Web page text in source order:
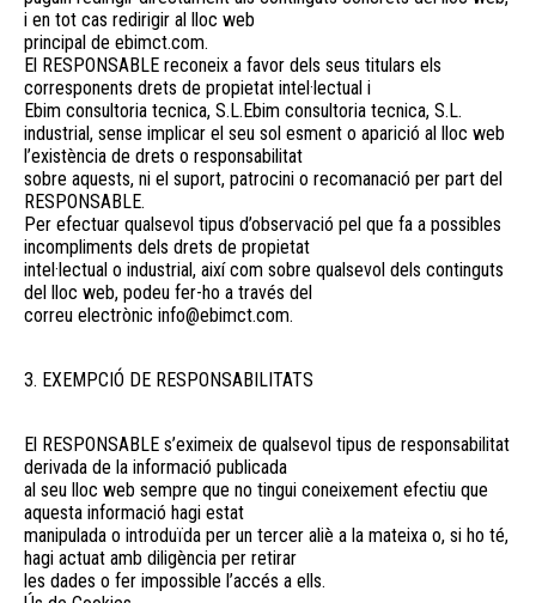
i en tot cas redirigir al lloc web
principal de ebimct.com.
El RESPONSABLE reconeix a favor dels seus titulars els
corresponents drets de propietat intel·lectual i
Ebim consultoria tecnica, S.L.Ebim consultoria tecnica, S.L.
industrial, sense implicar el seu sol esment o aparició al lloc web
l’existència de drets o responsabilitat
sobre aquests, ni el suport, patrocini o recomanació per part del
RESPONSABLE.
Per efectuar qualsevol tipus d’observació pel que fa a possibles
incompliments dels drets de propietat
intel·lectual o industrial, així com sobre qualsevol dels continguts
del lloc web, podeu fer-ho a través del
correu electrònic info@ebimct.com.
3. EXEMPCIÓ DE RESPONSABILITATS
El RESPONSABLE s’eximeix de qualsevol tipus de responsabilitat
derivada de la informació publicada
al seu lloc web sempre que no tingui coneixement efectiu que
aquesta informació hagi estat
manipulada o introduïda per un tercer aliè a la mateixa o, si ho té,
hagi actuat amb diligència per retirar
les dades o fer impossible l’accés a ells.